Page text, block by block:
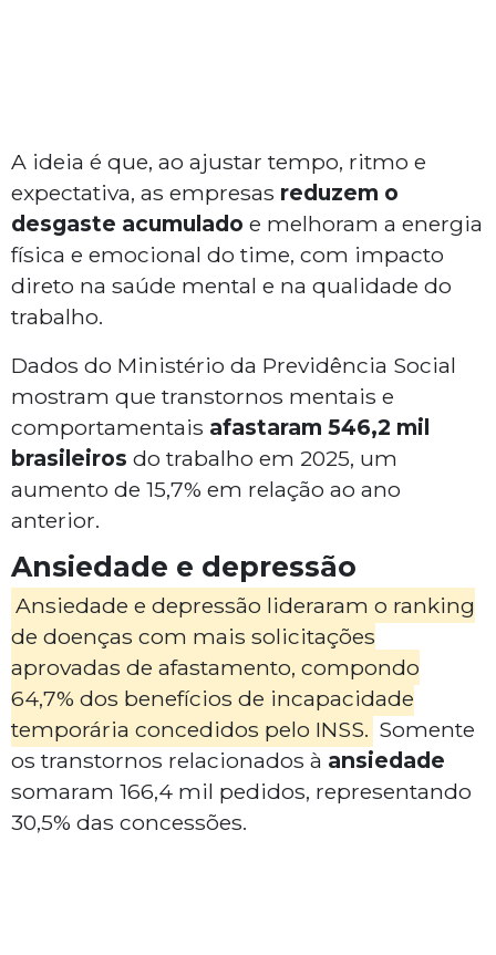
A ideia é que, ao ajustar tempo, ritmo e
expectativa, as empresas reduzem o
desgaste acumulado e melhoram a energia
física e emocional do time, com impacto
direto na saúde mental e na qualidade do
trabalho.
Dados do Ministério da Previdência Social
mostram que transtornos mentais e
comportamentais afastaram 546,2 mil
brasileiros do trabalho em 2025, um
aumento de 15,7% em relação ao ano
anterior.
Ansiedade e depressão
Ansiedade e depressão lideraram o ranking
de doenças com mais solicitações
aprovadas de afastamento, compondo
64,7% dos benefícios de incapacidade
temporária concedidos pelo INSS. Somente
os transtornos relacionados à ansiedade
somaram 166,4 mil pedidos, representando
30,5% das concessões.